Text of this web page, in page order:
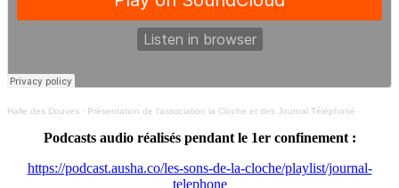
Halle des Douves · Présentation de l’association la Cloche et des Journal Téléphoné
Podcasts audio réalisés pendant le 1er confinement :
https://podcast.ausha.co/les-sons-de-la-cloche/playlist/journal-
telephone